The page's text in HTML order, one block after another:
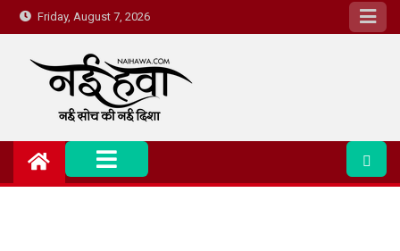
Friday, August 7, 2026
Nai Hawa